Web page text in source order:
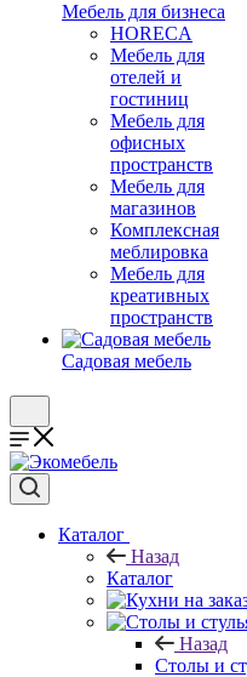
Мебель для бизнеса
HORECA
Мебель для
отелей и
гостиниц
Мебель для
офисных
пространств
Мебель для
магазинов
Комплексная
меблировка
Мебель для
креативных
пространств
Садовая мебель
Каталог
Назад
Каталог
Назад
Столы и